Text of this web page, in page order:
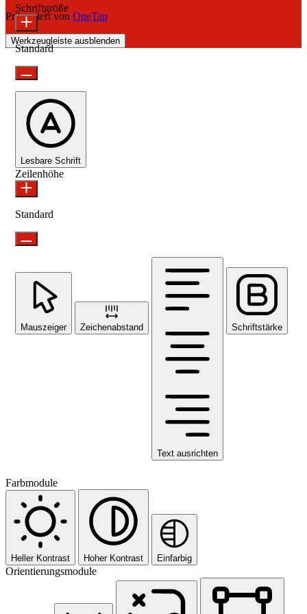
Präsentiert von OneTap
Werkzeugleiste ausblenden
Schriftgröße
Standard
Lesbare Schrift
Zeilenhöhe
Standard
Mauszeiger Zeichenabstand
Text ausrichten
Schriftstärke
Farbmodule
Heller Kontrast Hoher Kontrast Einfarbig
Orientierungsmodule